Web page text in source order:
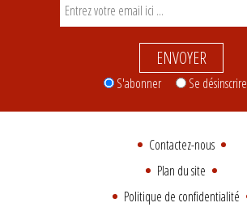
ENVOYER
S'abonner Se désinscrire
Contactez-nous
Plan du site
Politique de confidentialité